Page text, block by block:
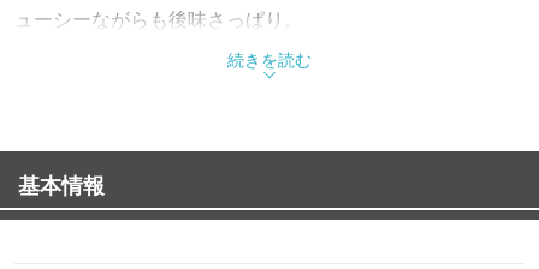
ューシーながらも後味さっぱり。
蒸したての小籠包や水餃子、スパイス香る麻婆豆腐など、
お酒が進む小皿料理を豊富に取り揃えております。
2時間飲み放題付きのコースは3,500円〜とコスパも抜群！
女子会、会社宴会、お一人様でのちょい飲みまで、幅広い
続きを読む
基本情報